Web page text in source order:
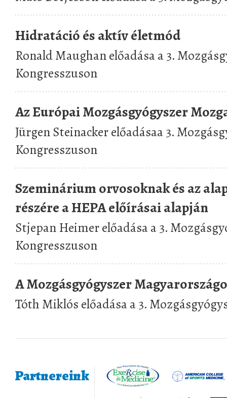
Hidratáció és aktív életmód
Ronald Maughan előadása a 3.
Kongresszuson
Az Európai Mozgásgyógyszer
Jürgen Steinacker előadásaa 3.
Kongresszuson
Szeminárium orvosoknak és az
részére a HEPA előírásai alapján
Stjepan Heimer előadása a 3.
Kongresszuson
A Mozgásgyógyszer
Tóth Miklós előadása a 3.
Partnereink